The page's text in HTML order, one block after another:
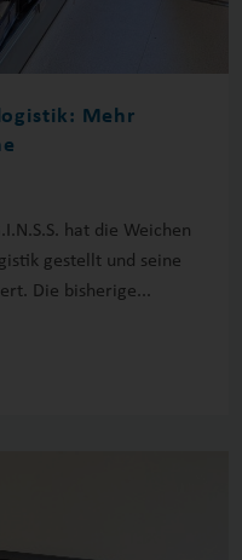
Mehr
hat die Weichen
gestellt und seine
Die bisherige...